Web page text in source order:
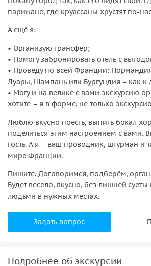
парижане, где круассаны хрустят по-
А ещё я:
• Организую трансфер;
• Помогу забронировать отель с
• Проведу по всей Франции:
Луары, Шампань или Бургундия – как к
• Могу и на велике с вами экскурсию
хотите – я в форме, не только
Люблю вкусно поесть, выпить бокал
поделиться этим настроением с вами.
гость. А я – ваш проводник, штурман и
мире Франции.
Пишите. Договоримся, подберём,
Будет весело, вкусно, без лишней
людьми в нужных местах.
Задать вопрос
Подробнее об экскурсии